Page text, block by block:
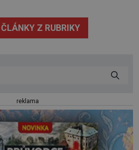
se pronikavá bolest, která
tento […]
Z RUBRIKY
reklama